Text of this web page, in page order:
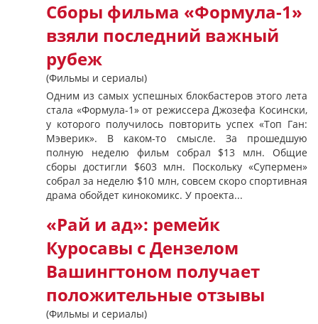
Сборы фильма «Формула-1»
взяли последний важный
рубеж
(Фильмы и сериалы)
Одним из самых успешных блокбастеров этого лета
стала «Формула-1» от режиссера Джозефа Косински,
у которого получилось повторить успех «Топ Ган:
Мэверик». В каком-то смысле. За прошедшую
полную неделю фильм собрал $13 млн. Общие
сборы достигли $603 млн. Поскольку «Супермен»
собрал за неделю $10 млн, совсем скоро спортивная
драма обойдет кинокомикс. У проекта...
«Рай и ад»: ремейк
Куросавы с Дензелом
Вашингтоном получает
положительные отзывы
(Фильмы и сериалы)